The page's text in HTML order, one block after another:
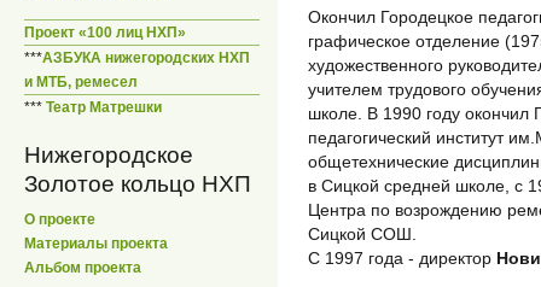
Проект «100 лиц НХП»
***АЗБУКА нижегородских НХП
и МТБ, ремесел
*** Театр Матрешки
Нижегородское
Золотое кольцо НХП
О проекте
Материалы проекта
Альбом проекта
Окончил Городецкое
графическое отделение
художественного
учителем трудового
школе. В 1990 году окончил
педагогический институт
общетехнические
в Сицкой средней школе, с
Центра по возрождению
Сицкой СОШ.
С 1997 года - директор